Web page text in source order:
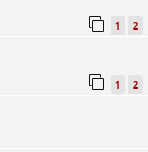
1 2
1 2